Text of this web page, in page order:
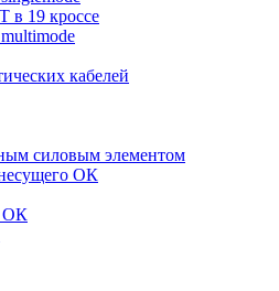
в 19 кроссе
кабелей
силовым элементом
ОК
ОК